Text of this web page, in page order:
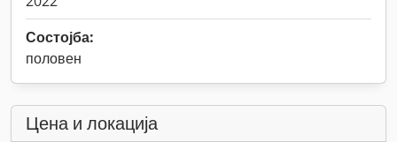
Состојба:
половен
Цена и локација